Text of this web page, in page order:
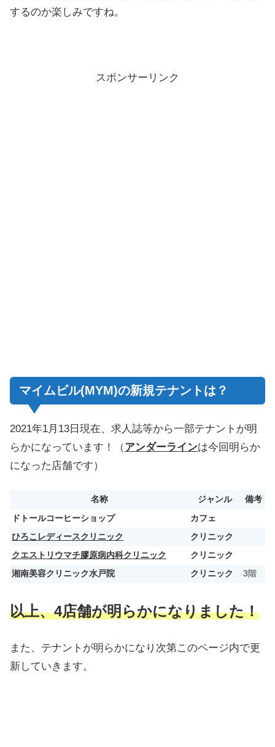
するのか楽しみですね。
スポンサーリンク
マイムビル(MYM)の新規テナントは？
2021年1月13日現在、求人誌等から一部テナントが明
らかになっています！（アンダーラインは今回明らか
になった店舗です）
名称 ジャンル 備考
ドトールコーヒーショップ
カフェ
ひろこレディースクリニック
クリニック
クエストリウマチ膠原病内科クリニック
クリニック
湘南美容クリニック水戸院
クリニック 3階
以上、4店舗が明らかになりました！
また、テナントが明らかになり次第このページ内で更
新していきます。